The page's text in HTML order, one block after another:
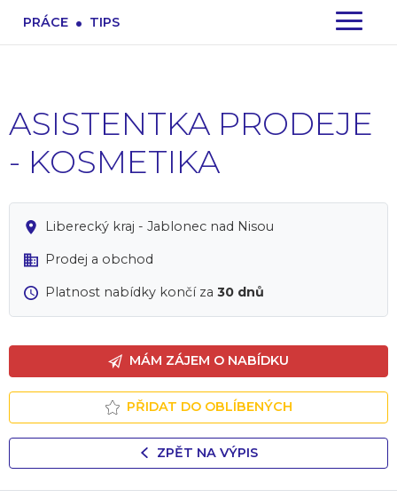
PRÁCE . TIPS
ASISTENTKA PRODEJE
- KOSMETIKA
Liberecký kraj - Jablonec nad Nisou
Prodej a obchod
Platnost nabídky končí za 30 dnů
MÁM ZÁJEM O NABÍDKU
PŘIDAT DO OBLÍBENÝCH
ZPĚT NA VÝPIS